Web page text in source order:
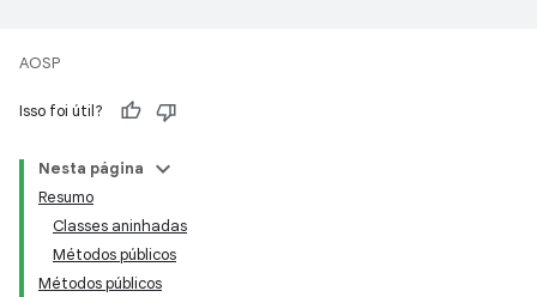
AOSP
Isso foi útil?
Nesta página
Resumo
Classes aninhadas
Métodos públicos
Métodos públicos